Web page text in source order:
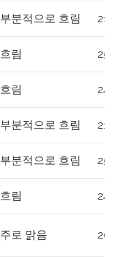
부분적으로 흐림 21°
흐림 25°
흐림 24°
부분적으로 흐림 21°
부분적으로 흐림 25°
흐림 24°
주로 맑음 20°